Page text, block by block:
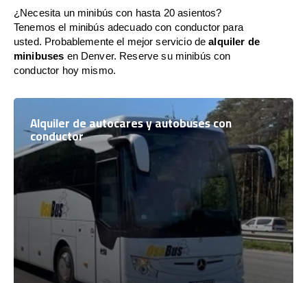
¿Necesita un minibús con hasta 20 asientos?
Tenemos el minibús adecuado con conductor para
usted. Probablemente el mejor servicio dealquiler de
minibuses en Denver. Reserve su minibús con
conductor hoy mismo.
Alquiler de autocares y autobuses con
conductor